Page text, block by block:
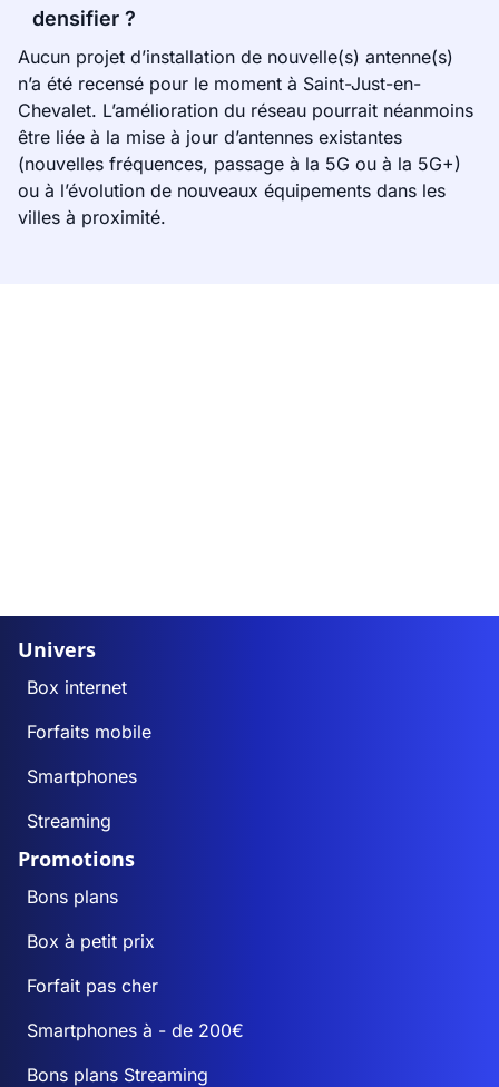
densifier ?
Aucun projet d’installation de nouvelle(s) antenne(s)
n’a été recensé pour le moment à Saint-Just-en-
Chevalet. L’amélioration du réseau pourrait néanmoins
être liée à la mise à jour d’antennes existantes
(nouvelles fréquences, passage à la 5G ou à la 5G+)
ou à l’évolution de nouveaux équipements dans les
villes à proximité.
Univers
Box internet
Forfaits mobile
Smartphones
Streaming
Promotions
Bons plans
Box à petit prix
Forfait pas cher
Smartphones à - de 200€
Bons plans Streaming